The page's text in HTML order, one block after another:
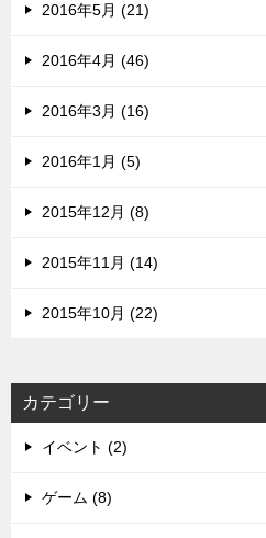
2016年5月 (21)
2016年4月 (46)
2016年3月 (16)
2016年1月 (5)
2015年12月 (8)
2015年11月 (14)
2015年10月 (22)
カテゴリー
イベント (2)
ゲーム (8)